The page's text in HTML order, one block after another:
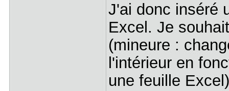
J'ai donc inséré
Excel. Je
(mineure :
l'intérieur en
une feuille